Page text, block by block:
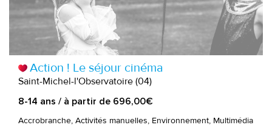
Action ! Le séjour cinéma
Saint-Michel-l'Observatoire (04)
8-14 ans / à partir de 696,00€
Accrobranche, Activités manuelles, Environnement, Multimédia